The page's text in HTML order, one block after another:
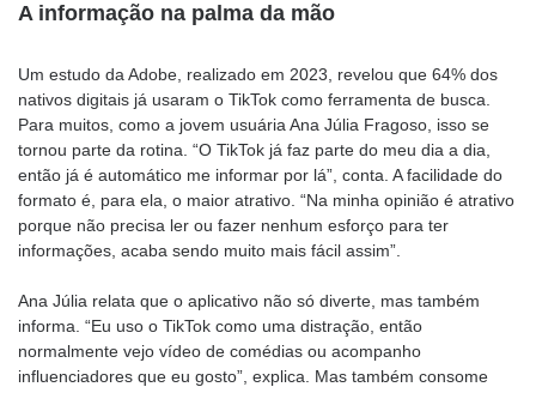
A informação na palma da mão
Um estudo da Adobe, realizado em 2023, revelou que 64% dos
nativos digitais já usaram o TikTok como ferramenta de busca.
Para muitos, como a jovem usuária Ana Júlia Fragoso, isso se
tornou parte da rotina. “O TikTok já faz parte do meu dia a dia,
então já é automático me informar por lá”, conta. A facilidade do
formato é, para ela, o maior atrativo. “Na minha opinião é atrativo
porque não precisa ler ou fazer nenhum esforço para ter
informações, acaba sendo muito mais fácil assim”.
Ana Júlia relata que o aplicativo não só diverte, mas também
informa. “Eu uso o TikTok como uma distração, então
normalmente vejo vídeo de comédias ou acompanho
influenciadores que eu gosto”, explica. Mas também consome